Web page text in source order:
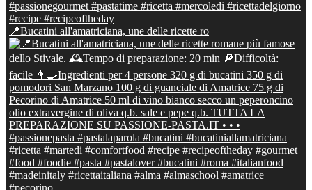
📍Bucatini all'amatriciana, une delle ricette ro